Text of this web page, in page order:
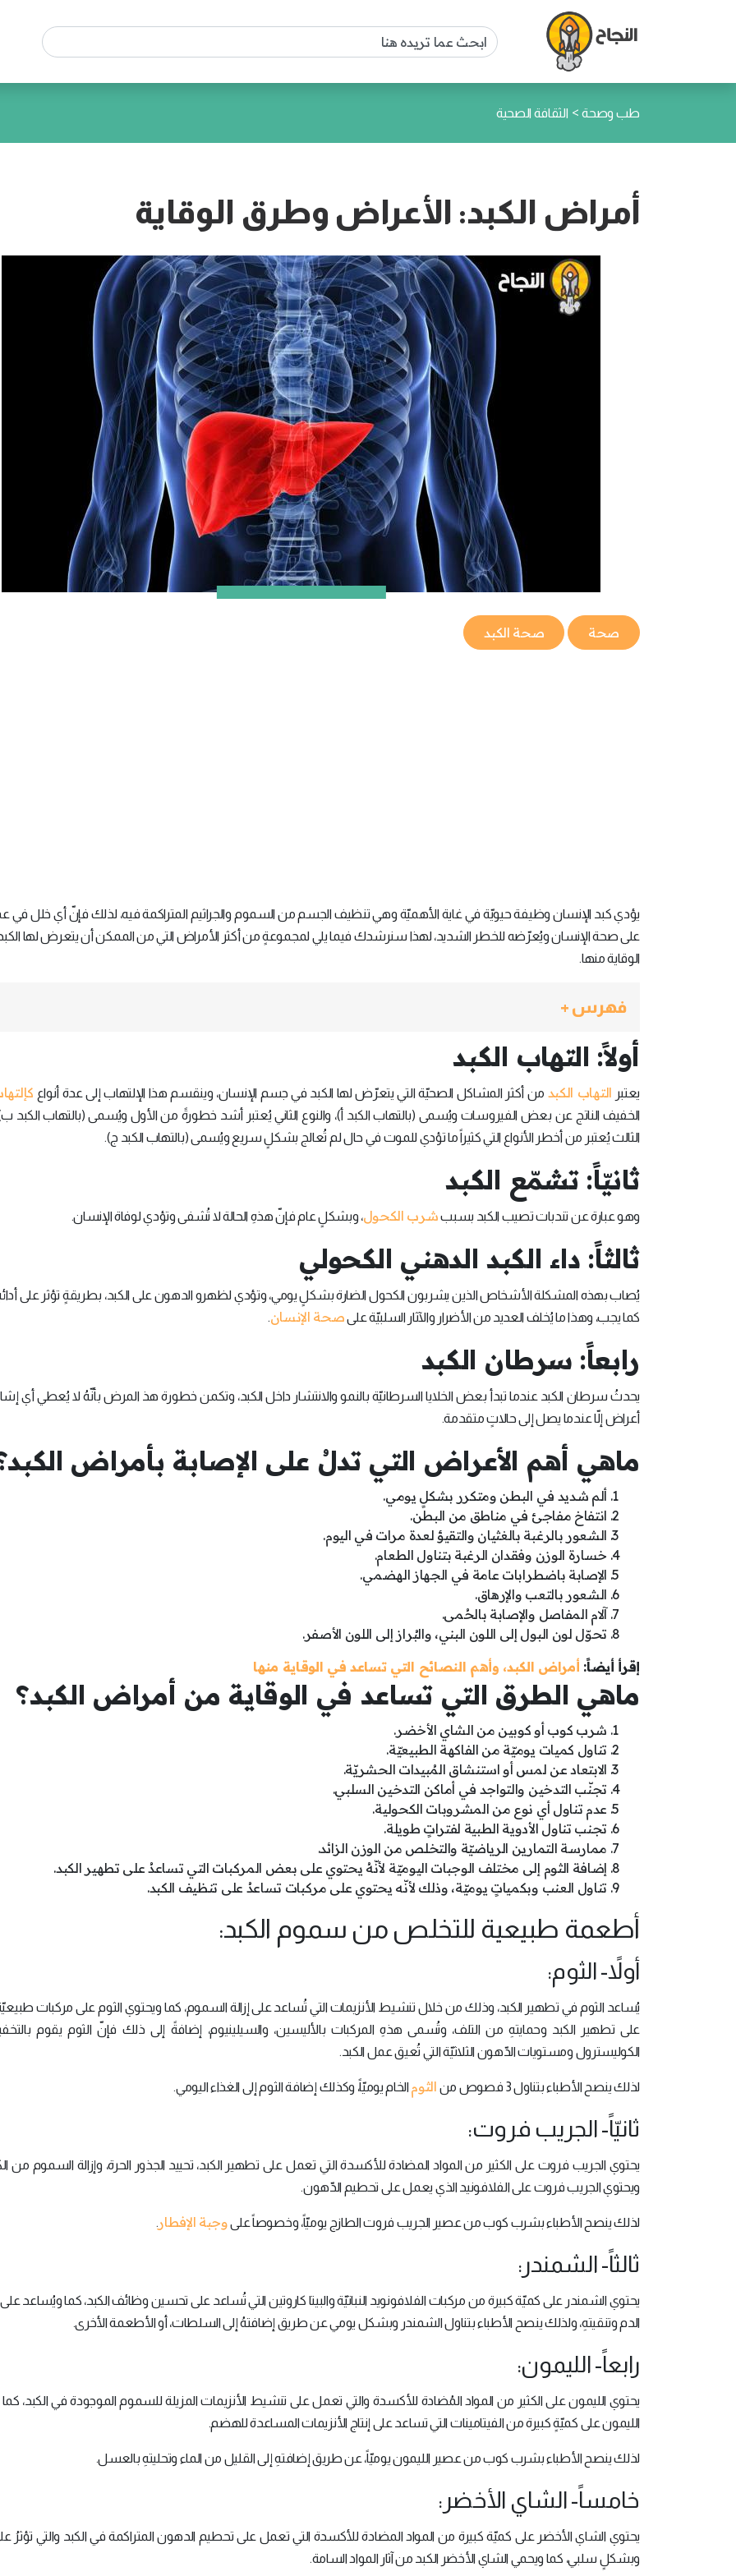
طب وصحة > الثقافة الصحية
أمراض الكبد: الأعراض وطرق الوقاية
صحة صحة الكبد
يؤدي كبد الإنسان وظيفة حيويّة في غاية الأهميّة وهي تنظيف الجسم من السموم والجراثيم المتراكمة فيه، لذلك فإنّ أي خلل في
على صحة الإنسان ويُعرّضه للخطر الشديد، لهذا سنرشدك فيما يلي لمجموعةٍ من أكثر الأمراض التي من الممكن أن يتعرض لها
الوقاية منها.
فهرس +
أولاً: التهاب الكبد
يعتبر التهاب الكبد من أكثر المشاكل الصحيّة التي يتعرّض لها الكبد في جسم الإنسان، وينقسم هذا الإلتهاب إلى عدة أنواع
الخفيف الناتج عن بعض الفيروسات ويُسمى (بالتهاب الكبد أ)، والنوع الثاني يُعتبر أشد خطورةً من الأول ويُسمى (بالتهاب الكبد
الثالث يُعتبر من أخطر الأنواع التي كثيراً ما تؤدي للموت في حال لم تُعالج بشكلٍ سريع ويُسمى (بالتهاب الكبد ج).
ثانيّاً: تشمّع الكبد
وهو عبارة عن تندبات تصيب الكبد بسببشرب الكحول، وبشكلٍ عام فإنّ هذهِ الحالة لا تُشفى وتؤدي لوفاة الإنسان.
ثالثاً: داء الكبد الدهني الكحولي
يُصاب بهذه المشكلة الأشخاص الذين يشربون الكحول الضارة بشكلٍ يومي، وتؤدي لظهرو الدهون على الكبد، بطريقةٍ تؤثر على
كما يجب، وهذا ما يُخلف العديد من الأضرار والآثار السلبيّة علىصحة الإنسان.
رابعاً: سرطان الكبد
يحدثُ سرطان الكبد عندما تبدأ بعض الخلايا السرطانيّة بالنمو والانتشار داخل الكبد، وتكمن خطورة هذ المرض بأنّهُ لا يُعطي أي
أعراض إلّا عندما يصل إلى حالاتٍ متقدمة.
ماهي أهم الأعراض التي تدلُ على الإصابة بأمراض
ألم شديد في البطن ومتكرر بشكلٍ يومي.
انتفاخ مفاجئ في مناطق من البطن.
الشعور بالرغبة بالغثيان والتقيؤ لعدة مرات في اليوم.
خسارة الوزن وفقدان الرغبة بتناول الطعام.
الإصابة باضطرابات عامة في الجهاز الهضمي.
الشعور بالتعب والإرهاق.
آلام المفاصل والإصابة بالحُمى.
تحوّل لون البول إلى اللون البني، والبُراز إلى اللون الأصفر.
إقرأ أيضاً: أمراض الكبد، وأهم النصائح التي تساعد في الوقاية منها
ماهي الطرق التي تساعد في الوقاية من أمراض الكبد؟
شرب كوب أو كوبين من الشاي الأخضر.
تناول كميات يوميّة من الفاكهة الطبيعيّة.
الابتعاد عن لمس أو استنشاق المُبيدات الحشريّة.
تجنّب التدخين والتواجد في أماكن التدخين السلبي.
عدم تناول أي نوع من المشروبات الكحولية.
تجنب تناول الأدوية الطبية لفتراتٍ طويلة.
ممارسة التمارين الرياضيّة والتخلص من الوزن الزائد.
إضافة الثوم إلى مختلف الوجبات اليوميّة لأنّهُ يحتوي على بعض المركبات التي تساعدُ على تطهير الكبد.
تناول العنب وبكمياتٍ يوميّة، وذلك لأنّه يحتوي على مركبات تساعدُ على تنظيف الكبد.
أطعمة طبيعية للتخلص من سموم الكبد:
أولاً- الثوم:
يُساعد الثوم في تطهير الكبد، وذلك من خلال تنشيط الأنزيمات التي تُساعد على إزالة السموم، كما ويحتوي الثوم على مركبات
على تطهير الكبد وحمايتهِ من التلف، وتُسمى هذهِ المركبات بالأليسين، والسيلينيوم، إضافةً إلى ذلك فإنّ الثوم يقوم
الكوليسترول ومستويات الدّهون الثلاثيّة التي تُعيق عمل الكبد.
لذلك ينصح الأطباء بتناول 3 فصوص من الثوم الخام يوميّاً، وكذلك إضافة الثوم إلى الغذاء اليومي.
ثانيّاً- الجريب فروت:
يحتوي الجريب فروت على الكثير من المواد المضادة للأكسدة التي تعمل على تطهير الكبد، تحييد الجذور الحرة، وإزالة السموم من
ويحتوي الجريب فروت على الفلافونيد الذي يعمل على تحطيم الدّهون.
لذلك ينصح الأطباء بشرب كوب من عصير الجريب فروت الطازج يوميّاً، وخصوصاً علىوجبة الإفطار.
ثالثاً- الشمندر:
يحتوي الشمندر على كميّة كبيرة من مركبات الفلافونويد النباتيّة والبيتا كاروتين التي تُساعد على تحسين وظائف الكبد، كما ويُساعد
الدم وتنقيتهِ، ولذلك ينصح الأطباء بتناول الشمندر وبشكل يومي عن طريق إضافتهُ إلى السلطات، أو الأطعمة الأخرى.
رابعاً- الليمون:
يحتوي الليمون على الكثير من المواد المُضادة للأكسدة والتي تعمل على تنشيط الأنزيمات المزيلة للسموم الموجودة في الكبد،
الليمون على كميّةٍ كبيرة من الفيتامينات التي تساعد على إنتاج الأنزيمات المساعدة للهضم.
لذلك ينصح الأطباء بشرب كوب من عصير الليمون يوميّاً، عن طريق إضافتهِ إلى القليل من الماء وتحليتهِ بالعسل.
خامساً- الشاي الأخضر:
يحتوي الشاي الأخضر على كميّة كبيرة من المواد المضادة للأكسدة التي تعمل على تحطيم الدهون المتراكمة في الكبد والتي تؤثرُ
وبشكلٍ سلبي، كما ويحمي الشاي الأخضر الكبد من آثار المواد السامة.